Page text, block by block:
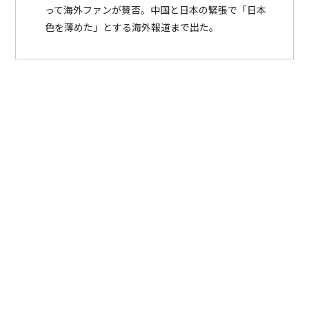
って海外ファンが賛否。中国と日本の緊張で「日本
色を薄めた」とする海外報道まで出た。